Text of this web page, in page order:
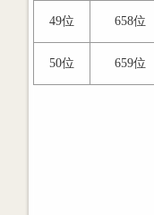
49位 658位
50位 659位